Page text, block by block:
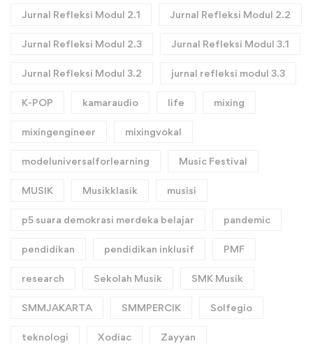
Jurnal Refleksi Modul 2.1 Jurnal Refleksi Modul 2.2
Jurnal Refleksi Modul 2.3 Jurnal Refleksi Modul 3.1
Jurnal Refleksi Modul 3.2 jurnal refleksi modul 3.3
K-POP kamaraudio life mixing
mixingengineer mixingvokal
modeluniversalforlearning Music Festival
MUSIK Musikklasik musisi
p5 suara demokrasi merdeka belajar pandemic
pendidikan pendidikan inklusif PMF
research Sekolah Musik SMK Musik
SMMJAKARTA SMMPERCIK Solfegio
teknologi Xodiac Zayyan